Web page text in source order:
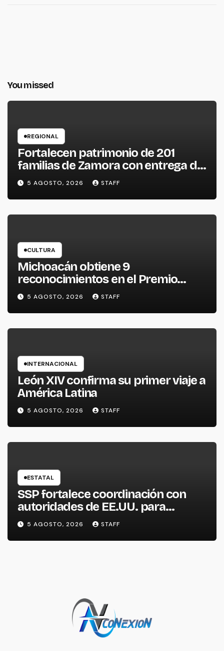
You missed
REGIONAL
Fortalecen patrimonio de 201
familias de Zamora con entrega de
escrituras
5 AGOSTO, 2026 STAFF
CULTURA
Michoacán obtiene 9
reconocimientos en el Premio
Nacional de la Cerámica
5 AGOSTO, 2026 STAFF
INTERNACIONAL
León XIV confirma su primer viaje a
América Latina
5 AGOSTO, 2026 STAFF
ESTATAL
SSP fortalece coordinación con
autoridades de EE.UU. para
reforzar seguridad en la región
aguacatera
5 AGOSTO, 2026 STAFF